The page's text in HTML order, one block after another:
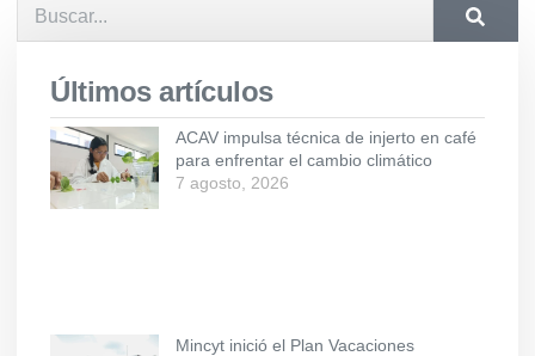
Últimos artículos
ACAV impulsa técnica de injerto en café
para enfrentar el cambio climático
7 agosto, 2026
Mincyt inició el Plan Vacaciones